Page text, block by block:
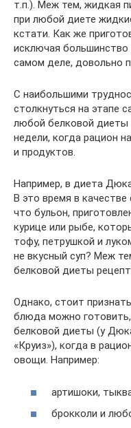
т.п.). Меж тем, жидкая
при любой диете
кстати. Как же
исключая
самом деле, довольно
С наибольшими
столкнуться на этапе
любой белковой диеты
недели, когда рацион
и продуктов.
Например, в диета
В это время в
что бульон,
курице или рыбе,
тофу, петрушкой и
не вкусный суп? Меж
белковой диеты
Однако, стоит
блюда можно
белковой диеты (у
«Круиз»), когда в
овощи. Например:
артишоки,
брокколи и